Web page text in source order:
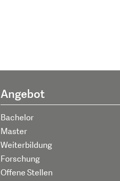
Angebot
Bachelor
Master
Weiterbildung
Forschung
Offene Stellen